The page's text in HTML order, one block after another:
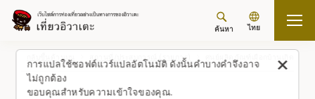
การแปลใช้ซอฟต์แวร์แปลอัตโนมัติ ดังนั้นคำบางคำจึงอาจ
ไม่ถูกต้อง
ขอบคุณสำหรับความเข้าใจของคุณ.
ค้นหา ไทย
กลับขึ้นด้านบน สถานที่/ประสบการณ์ (รายการ)